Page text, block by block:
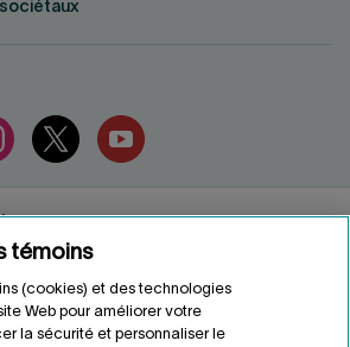
témoins
(cookies) et des technologies
Web pour améliorer votre
la sécurité et personnaliser le